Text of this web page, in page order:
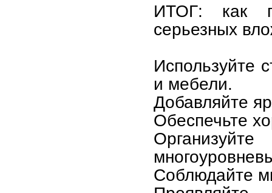
ИТОГ: как
серьезных
Используйте
и мебели.
Добавляйте
Обеспечьте
Соблюдайте